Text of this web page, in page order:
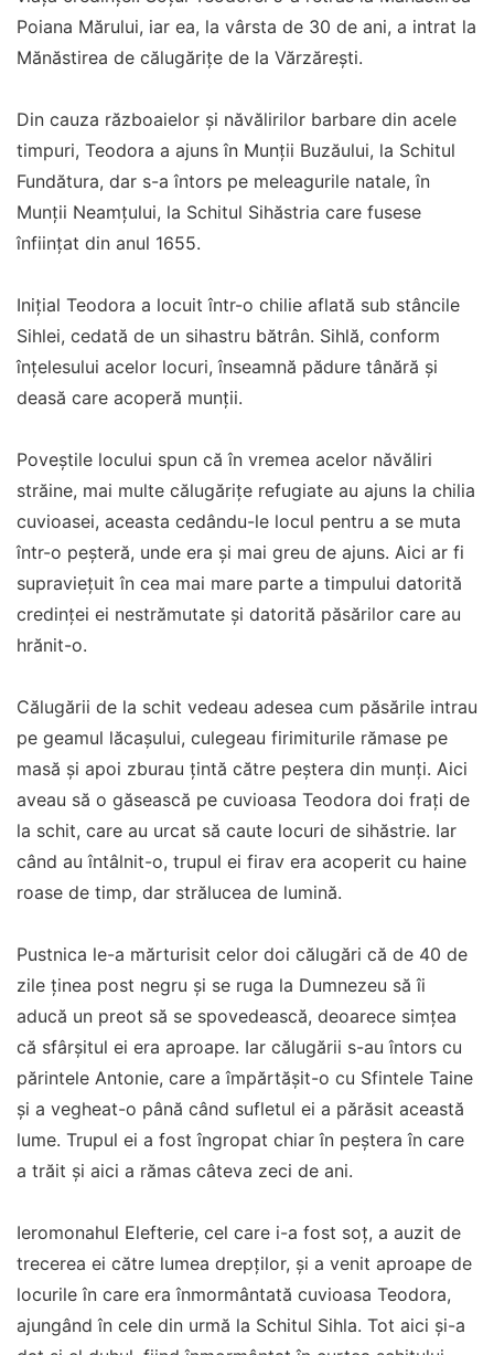
Poiana Mărului, iar ea, la vârsta de 30 de ani, a intrat la
Mănăstirea de călugărițe de la Vărzărești.
Din cauza războaielor și năvălirilor barbare din acele
timpuri, Teodora a ajuns în Munții Buzăului, la Schitul
Fundătura, dar s-a întors pe meleagurile natale, în
Munții Neamțului, la Schitul Sihăstria care fusese
înființat din anul 1655.
Inițial Teodora a locuit într-o chilie aflată sub stâncile
Sihlei, cedată de un sihastru bătrân. Sihlă, conform
înțelesului acelor locuri, înseamnă pădure tânără și
deasă care acoperă munții.
Poveștile locului spun că în vremea acelor năvăliri
străine, mai multe călugărițe refugiate au ajuns la chilia
cuvioasei, aceasta cedându-le locul pentru a se muta
într-o peșteră, unde era și mai greu de ajuns. Aici ar fi
supraviețuit în cea mai mare parte a timpului datorită
credinței ei nestrămutate și datorită păsărilor care au
hrănit-o.
Călugării de la schit vedeau adesea cum păsările intrau
pe geamul lăcașului, culegeau firimiturile rămase pe
masă și apoi zburau țintă către peștera din munți. Aici
aveau să o găsească pe cuvioasa Teodora doi frați de
la schit, care au urcat să caute locuri de sihăstrie. Iar
când au întâlnit-o, trupul ei firav era acoperit cu haine
roase de timp, dar strălucea de lumină.
Pustnica le-a mărturisit celor doi călugări că de 40 de
zile ținea post negru și se ruga la Dumnezeu să îi
aducă un preot să se spovedească, deoarece simțea
că sfârșitul ei era aproape. Iar călugării s-au întors cu
părintele Antonie, care a împărtășit-o cu Sfintele Taine
și a vegheat-o până când sufletul ei a părăsit această
lume. Trupul ei a fost îngropat chiar în peștera în care
a trăit și aici a rămas câteva zeci de ani.
Ieromonahul Elefterie, cel care i-a fost soț, a auzit de
trecerea ei către lumea drepților, și a venit aproape de
locurile în care era înmormântată cuvioasa Teodora,
ajungând în cele din urmă la Schitul Sihla. Tot aici și-a